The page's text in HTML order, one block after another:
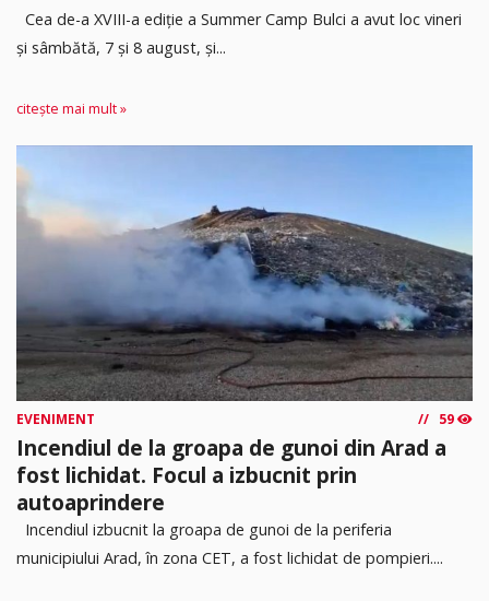
Cea de-a XVIII-a ediție a Summer Camp Bulci a avut loc vineri
și sâmbătă, 7 și 8 august, și...
citește mai mult »
EVENIMENT 59
Incendiul de la groapa de gunoi din Arad a
fost lichidat. Focul a izbucnit prin
autoaprindere
Incendiul izbucnit la groapa de gunoi de la periferia
municipiului Arad, în zona CET, a fost lichidat de pompieri....